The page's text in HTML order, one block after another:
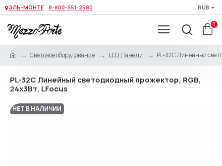
ЭЛЬ-МОНТЕ 8-800-551-2580 RUB
0
Световое оборудование LED Панели PL-32C Линейный
PL-32C Линейный светодиодный прожектор, RGB,
24х3Вт, LFocus
НЕТ В НАЛИЧИИ